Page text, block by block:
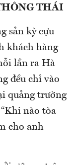
THÁI
sản kỳ cựu
khách hàng
lần ra Hà
đều chỉ vào
quảng trường
nào tòa
cho anh